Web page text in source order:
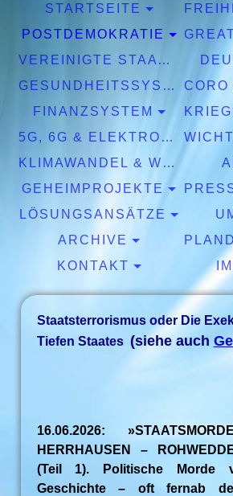
STARTSEITE
POSTDEMOKRATIE
VEREINIGTE STAATEN EUROPA
GESUNDHEITSSYSTEM
FINANZSYSTEM
5G, 6G & ELEKTROSMOG
KLIMAWANDEL & WETTER
GEHEIMPROJEKTE
LÖSUNGSANSÄTZE
ARCHIVE
KONTAKT
Staatsterrorismus oder Die
Tiefen Staates (siehe auch
16.06.2026:
HERRHAUSEN –
(Teil 1). Politische Morde
Geschichte – oft fernab